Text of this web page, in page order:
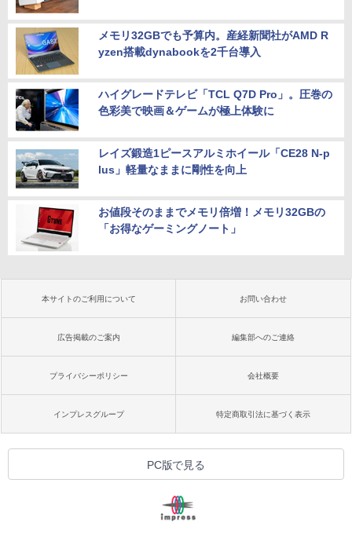
メモリ32GBでも予算内。産経新聞社がAMD R
yzen搭載dynabookを2千台導入
ハイグレードテレビ「TCL Q7D Pro」。圧巻の
色彩美で映画＆ゲームが極上体験に
レイズ鍛造1ピースアルミホイール「CE28 N-p
lus」軽量なままに剛性を向上
お値段そのままでメモリ倍増！メモリ32GBの
「お得なゲーミングノート」
本サイトのご利用について お問い合わせ
広告掲載のご案内 編集部へのご連絡
プライバシーポリシー 会社概要
インプレスグループ 特定商取引法に基づく表示
PC版で見る